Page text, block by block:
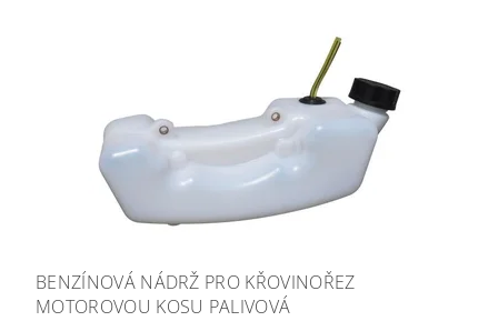
BENZÍNOVÁ NÁDRŽ PRO KŘOVINOŘEZ
MOTOROVOU KOSU PALIVOVÁ